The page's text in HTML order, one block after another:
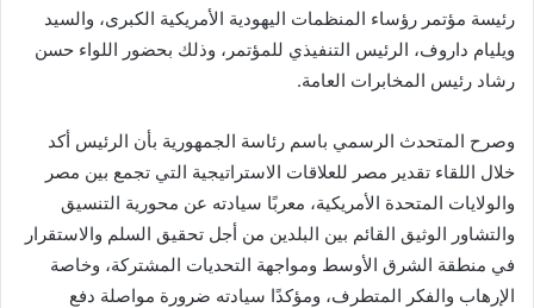
رئيسة مؤتمر رؤساء المنظمات اليهودية الأمريكية الكبرى، والسيد
ويليام داروف، الرئيس التنفيذي للمؤتمر، وذلك بحضور اللواء حسن
رشاد رئيس المخابرات العامة.
وصرح المتحدث الرسمي باسم رئاسة الجمهورية بأن الرئيس أكد
خلال اللقاء تقدير مصر للعلاقات الاستراتيجية التي تجمع بين مصر
والولايات المتحدة الأمريكية، معربًا سيادته عن محورية التنسيق
والتشاور الوثيق القائم بين البلدين من أجل تحقيق السلم والاستقرار
في منطقة الشرق الأوسط ومواجهة التحديات المشتركة، وخاصة
الإرهاب والفكر المتطرف، ومؤكدًا سيادته ضرورة مواصلة دفع